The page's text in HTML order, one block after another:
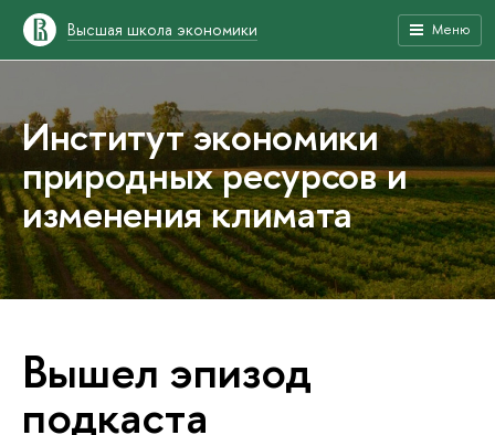
Высшая школа экономики Меню
Институт экономики
природных ресурсов и
изменения климата
Вышел эпизод
подкаста